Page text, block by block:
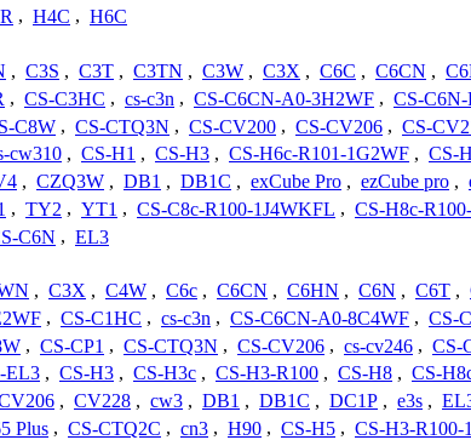
, H4C , H6C
, C3S , C3T , C3TN , C3W , C3X , C6C , C6CN ,
, CS-C3HC , cs-c3n , CS-C6CN-A0-3H2WF , CS-
C8W , CS-CTQ3N , CS-CV200 , CS-CV206 , CS-
cw310 , CS-H1 , CS-H3 , CS-H6c-R101-1G2WF , CS-
, CZQ3W , DB1 , DB1C , exCube Pro , ezCube pro ,
, TY2 , YT1 , CS-C8c-R100-1J4WKFL , CS-H8c-
C6N , EL3
, C3X , C4W , C6c , C6CN , C6HN , C6N , C6T ,
, CS-C1HC , cs-c3n , CS-C6CN-A0-8C4WF , CS-
, CS-CP1 , CS-CTQ3N , CS-CV206 , cs-cv246 , CS-
EL3 , CS-H3 , CS-H3c , CS-H3-R100 , CS-H8 , CS-
, CV228 , cw3 , DB1 , DB1C , DC1P , e3s ,
Plus , CS-CTQ2C , cn3 , H90 , CS-H5 , CS-H3-